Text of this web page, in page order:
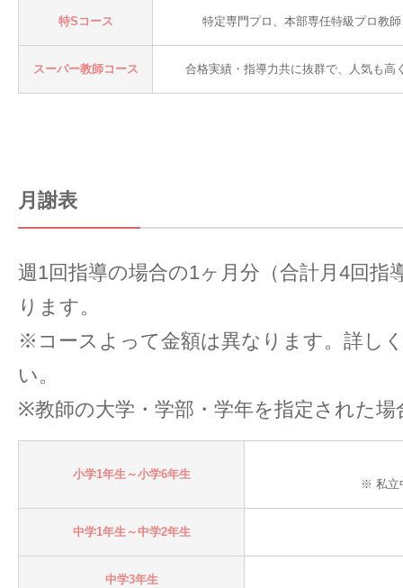
特Sコース 特定専門プロ、本部専任特級プロ教
スーパー教師コース 合格実績・指導力共に抜群で、人気も高
月謝表
週1回指導の場合の1ヶ月分（合計月4回指
ります。
※コースよって金額は異なります。詳し
い。
※教師の大学・学部・学年を指定された場
小学1年生～小学6年生
※ 私立
中学1年生～中学2年生
中学3年生